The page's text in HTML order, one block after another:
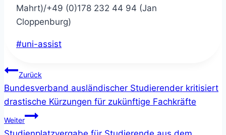
Mahrt)/+49 (0)178 232 44 94 (Jan
Cloppenburg)
Schlagworte:
#uni-assist
Beitragsnavigation
Zurück
Bundesverband ausländischer Studierender kritisiert
drastische Kürzungen für zukünftige Fachkräfte
Weiter